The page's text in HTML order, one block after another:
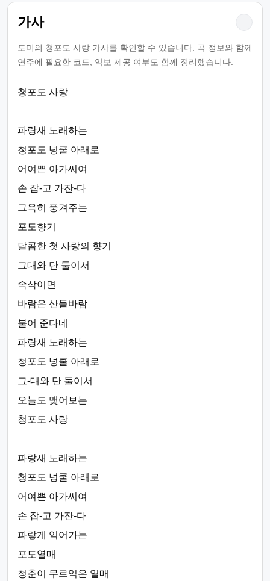
가사 −
도미의 청포도 사랑 가사를 확인할 수 있습니다. 곡 정보와 함께
연주에 필요한 코드, 악보 제공 여부도 함께 정리했습니다.
청포도 사랑
파랑새 노래하는
청포도 넝쿨 아래로
어여쁜 아가씨여
손 잡-고 가잔-다
그윽히 풍겨주는
포도향기
달콤한 첫 사랑의 향기
그대와 단 둘이서
속삭이면
바람은 산들바람
불어 준다네
파랑새 노래하는
청포도 넝쿨 아래로
그-대와 단 둘이서
오늘도 맺어보는
청포도 사랑
파랑새 노래하는
청포도 넝쿨 아래로
어여쁜 아가씨여
손 잡-고 가잔-다
파랗게 익어가는
포도열매
청춘이 무르익은 열매